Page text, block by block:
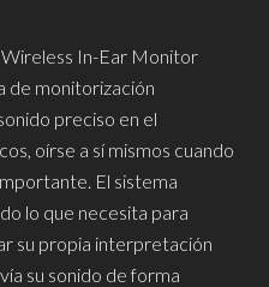
Wireless In-Ear Monitor
de monitorización
preciso en el
oírse a sí mismos cuando
El sistema
lo que necesita para
su propia interpretación
su sonido de forma